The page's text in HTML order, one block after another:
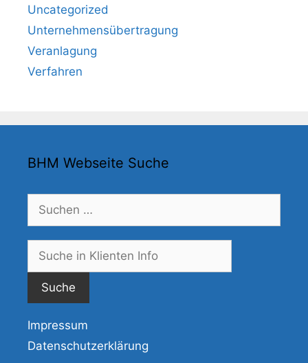
Uncategorized
Unternehmensübertragung
Veranlagung
Verfahren
BHM Webseite Suche
Suchen
nach:
Impressum
Datenschutzerklärung